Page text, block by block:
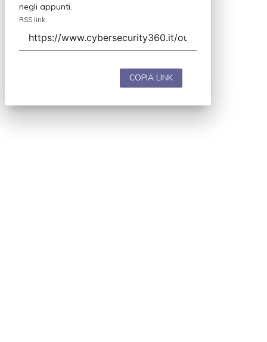
negli appunti.
RSS link
COPIA LINK